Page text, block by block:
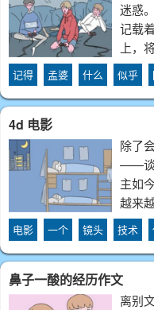
迷惑
记载
上，
台阶
断：
降。
记得 孟婆 什么 似乎
4d 电影
除了
——谈
主如
越来
等......
家的
家视
电影 一个 镜头 技术
鼻子一酸的经历作文
离别